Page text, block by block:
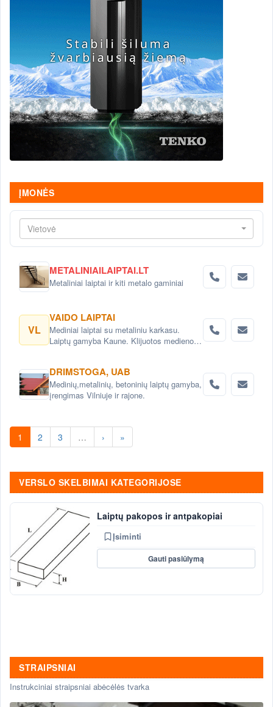
ĮMONĖS
Vietovė
METALINIAILAIPTAI.LT
Metaliniai laiptai ir kiti metalo gaminiai
VL
VAIDO LAIPTAI
Mediniai laiptai su metaliniu karkasu.
Laiptų gamyba Kaune. Klijuotos medienos
DRIMSTOGA, UAB
Medinių,metalinių, betoninių laiptų gamyba,
įrengimas Vilniuje ir rajone.
1 2 3 … › »
VERSLO SKELBIMAI KATEGORIJOSE
Laiptų pakopos ir antpakopiai
Įsiminti
Gauti pasiūlymą
STRAIPSNIAI
Instrukciniai straipsniai abėcėlės tvarka